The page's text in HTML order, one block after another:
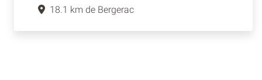
18.1 km de Bergerac